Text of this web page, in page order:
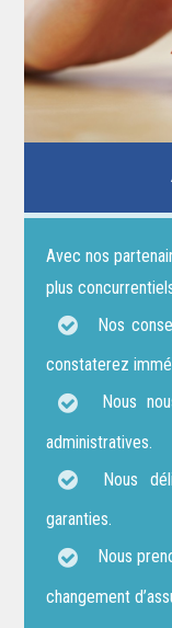
Avec nos
plus
Nos
constaterez
Nous
administratives.
Nous
garanties.
Nous
changement